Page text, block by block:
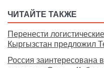
ЧИТАЙТЕ ТАКЖЕ
Перенести
Кыргызстан предложил
Россия заинтересована